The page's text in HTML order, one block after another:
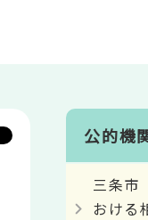
公的機
三条市
おける